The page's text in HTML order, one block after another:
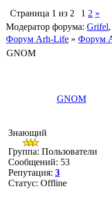
Страница 1 из 2 1 2 »
Модератор форума: Grifel,
Форум Arh-Life » Форум
GNOM
GNOM
Знающий
Группа: Пользователи
Сообщений: 53
Репутация: 3
Статус: Offline